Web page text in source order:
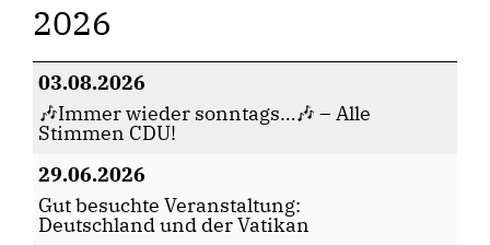
2026
03.08.2026
🎶Immer wieder sonntags…🎶 – Alle
Stimmen CDU!
29.06.2026
Gut besuchte Veranstaltung:
Deutschland und der Vatikan